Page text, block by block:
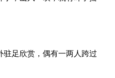
驻足欣赏，偶有一两人跨过